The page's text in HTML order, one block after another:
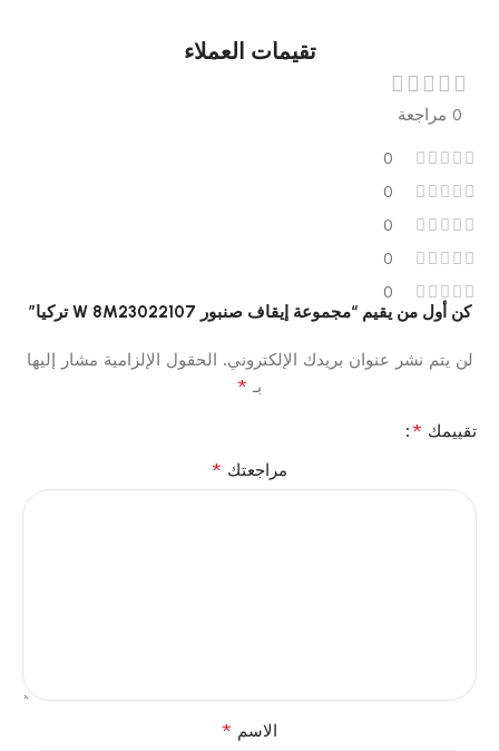
تقيمات العملاء
0 مراجعة
0
0
0
0
0
كن أول من يقيم “مجموعة إيقاف صنبور W 8M23022107 تركيا”
لن يتم نشر عنوان بريدك الإلكتروني. الحقول الإلزامية مشار إليها
بـ *
تقييمك *
مراجعتك *
الاسم *